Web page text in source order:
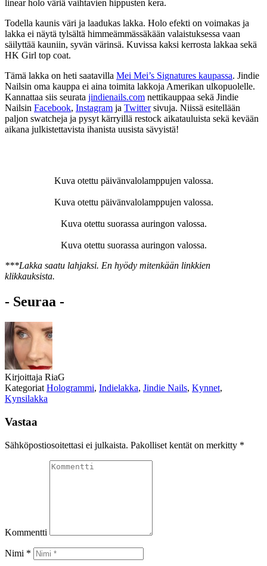
linear holo väriä vaihtavien hippusten kera.
Todella kaunis väri ja laadukas lakka. Holo efekti on voimakas ja
lakka ei näytä tylsältä himmeämmässäkään valaistuksessa vaan
säilyttää kauniin, syvän värinsä. Kuvissa kaksi kerrosta lakkaa sekä
HK Girl top coat.
Tämä lakka on heti saatavilla Mei Mei’s Signatures kaupassa. Jindie
Nailsin oma kauppa ei aina toimita lakkoja Amerikan ulkopuolelle.
Kannattaa siis seurata jindienails.com nettikauppaa sekä Jindie
Nailsin Facebook, Instagram ja Twittersivuja. Niissä esitellään
paljon swatcheja ja pysyt kärryillä restock aikatauluista sekä kevään
aikana julkistettavista ihanista uusista sävyistä!
Kuva otettu päivänvalolamppujen valossa.
Kuva otettu päivänvalolamppujen valossa.
Kuva otettu suorassa auringon valossa.
Kuva otettu suorassa auringon valossa.
***Lakka saatu lahjaksi. En hyödy mitenkään linkkien
klikkauksista.
- Seuraa -
Kirjoittaja RiaG
Kategoriat Hologrammi, Indielakka, Jindie Nails, Kynnet,
Kynsilakka
Vastaa
Sähköpostiosoitettasi ei julkaista. Pakolliset kentät on merkitty *
Kommentti
Nimi *